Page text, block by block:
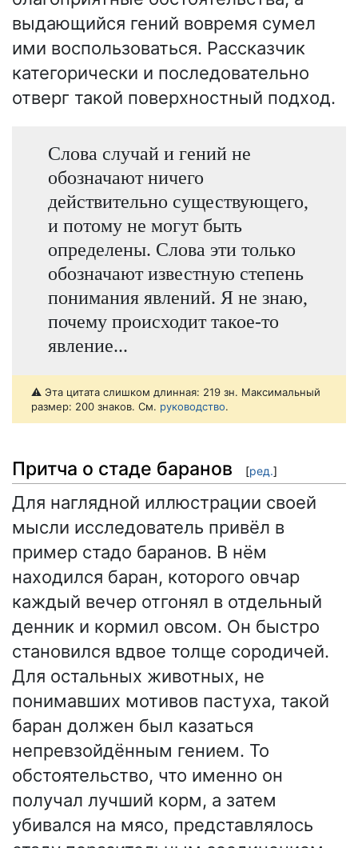
выдающийся гений вовремя сумел
ими воспользоваться. Рассказчик
категорически и последовательно
отверг такой поверхностный подход.
Слова случай и гений не
обозначают ничего
действительно существующего,
и потому не могут быть
определены. Слова эти только
обозначают известную степень
понимания явлений. Я не знаю,
почему происходит такое-то
явление...
⚠️ Эта цитата слишком длинная: 219 зн. Максимальный
размер: 200 знаков. См. руководство.
Притча о стаде баранов [ред.]
Для наглядной иллюстрации своей
мысли исследователь привёл в
пример стадо баранов. В нём
находился баран, которого овчар
каждый вечер отгонял в отдельный
денник и кормил овсом. Он быстро
становился вдвое толще сородичей.
Для остальных животных, не
понимавших мотивов пастуха, такой
баран должен был казаться
непревзойдённым гением. То
обстоятельство, что именно он
получал лучший корм, а затем
убивался на мясо, представлялось